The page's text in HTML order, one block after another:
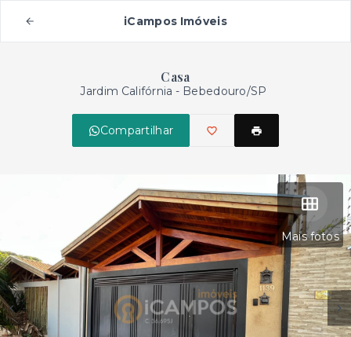
iCampos Imóveis
Casa
Jardim Califórnia - Bebedouro/SP
Compartilhar
Mais fotos